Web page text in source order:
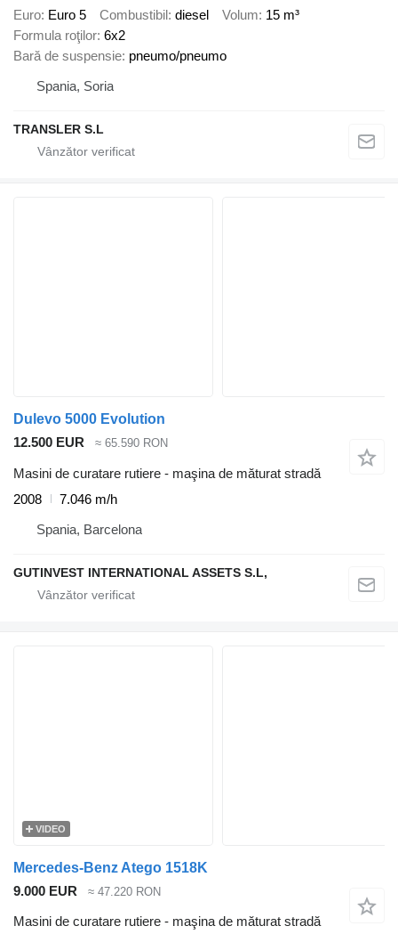
Euro Euro 5 Combustibil diesel Volum 15 m³
Formula roţilor 6x2
Bară de suspensie pneumo/pneumo
Spania, Soria
TRANSLER S.L
Dulevo 5000 Evolution
12.500 EUR
≈ 65.590 RON
Masini de curatare rutiere - maşina de măturat stradă
2008
7.046 m/h
Spania, Barcelona
GUTINVEST INTERNATIONAL ASSETS S.L,
VIDEO
Mercedes-Benz Atego 1518K
9.000 EUR
≈ 47.220 RON
Masini de curatare rutiere - maşina de măturat stradă